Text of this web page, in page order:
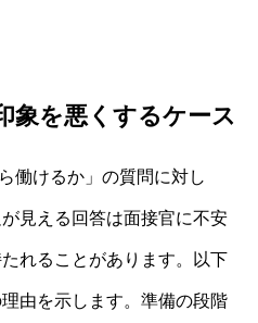
象を悪くするケース
働けるか」の質問に対し
見える回答は面接官に不安
れることがあります。以下
由を示します。準備の段階